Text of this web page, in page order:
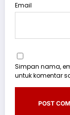
Email
Simpan nama,
untuk komentar